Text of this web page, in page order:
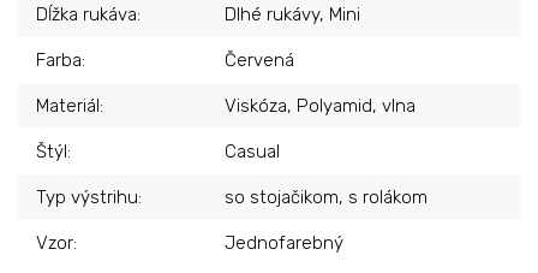
Dĺžka rukáva: Dlhé rukávy, Mini
Farba: Červená
Materiál: Viskóza, Polyamid, vlna
Štýl: Casual
Typ výstrihu: so stojačikom, s rolákom
Vzor: Jednofarebný